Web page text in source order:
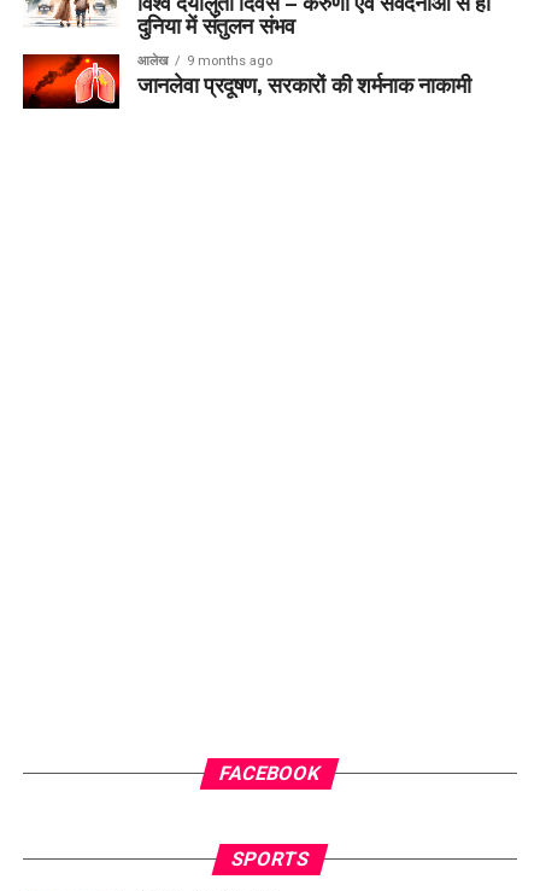
दुनिया में संतुलन संभव
आलेख 9 months ago
जानलेवा प्रदूषण, सरकारों की शर्मनाक नाकामी
FACEBOOK
SPORTS